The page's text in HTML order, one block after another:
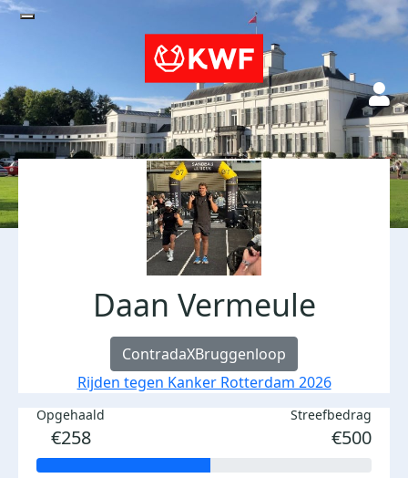
Daan Vermeule
ContradaXBruggenloop
Rijden tegen Kanker Rotterdam 2026
Opgehaald
€258
Streefbedrag
€500